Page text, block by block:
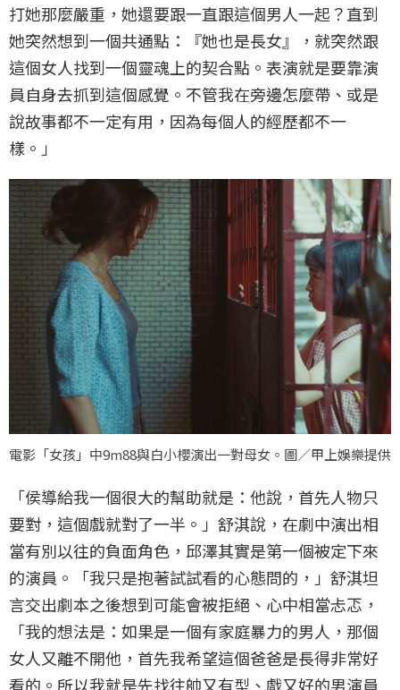
打她那麼嚴重，她還要跟一直跟這個男人一起？直到
她突然想到一個共通點：『她也是長女』，就突然跟
這個女人找到一個靈魂上的契合點。表演就是要靠演
員自身去抓到這個感覺。不管我在旁邊怎麼帶、或是
說故事都不一定有用，因為每個人的經歷都不一
樣。」
電影「女孩」中9m88與白小櫻演出一對母女。圖／甲上娛樂提供
「侯導給我一個很大的幫助就是：他說，首先人物只
要對，這個戲就對了一半。」舒淇說，在劇中演出相
當有別以往的負面角色，邱澤其實是第一個被定下來
的演員。「我只是抱著試試看的心態問的，」舒淇坦
言交出劇本之後想到可能會被拒絕、心中相當忐忑，
「我的想法是：如果是一個有家庭暴力的男人，那個
女人又離不開他，首先我希望這個爸爸是長得非常好
看的。所以我就是先找往帥又有型、戲又好的男演員